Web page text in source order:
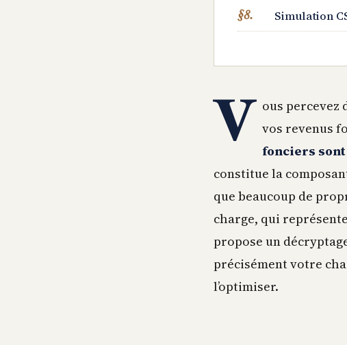
Simulation
V ous percevez
vos revenus
fonciers
constitue la
que beaucoup de
charge, qui
propose un
précisément votre
l’optimiser.